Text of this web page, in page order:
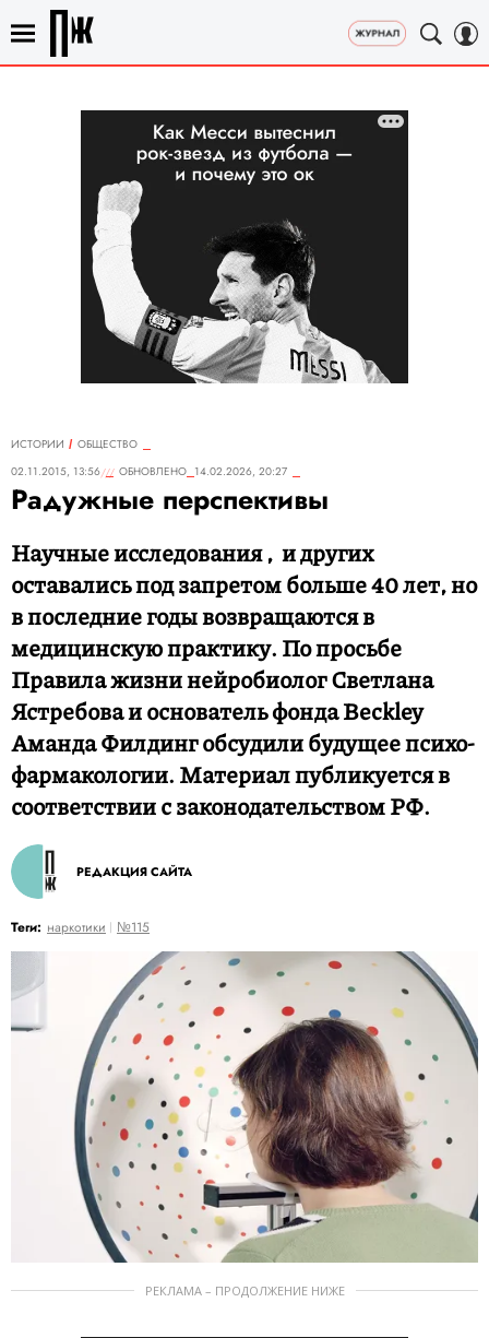
ИСТОРИИ
ОБЩЕСТВО
02.11.2015, 13:56
ОБНОВЛЕНО 14.02.2026, 20:27
Радужные перспективы
Научные исследования, и других
оставались под запретом больше 40 лет, но
в последние годы возвращаются в
медицинскую практику. По просьбе
Правила жизни нейро­би­олог Светлана
Ястребова и основатель фонда Beckley
Аманда Филдинг обсудили будущее психо­
фарма­кологии. Материал публикуется в
соответствии с законодательством РФ.
РЕДАКЦИЯ САЙТА
Теги: наркотики №115
РЕКЛАМА – ПРОДОЛЖЕНИЕ НИЖЕ